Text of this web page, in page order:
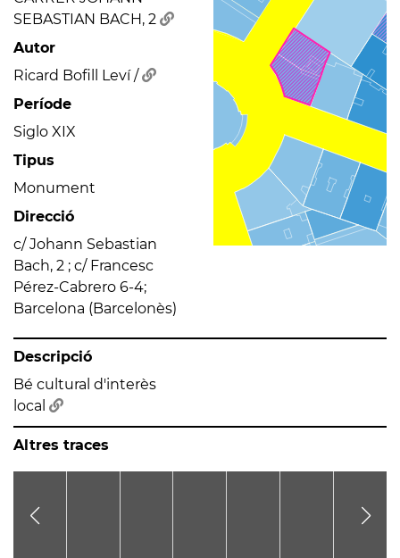
SEBASTIAN BACH, 2
Autor
Ricard Bofill Leví /
Període
Siglo XIX
Tipus
Monument
Direcció
c/ Johann Sebastian
Bach, 2 ; c/ Francesc
Pérez-Cabrero 6-4;
Barcelona (Barcelonès)
Descripció
Bé cultural d'interès
local
Altres traces